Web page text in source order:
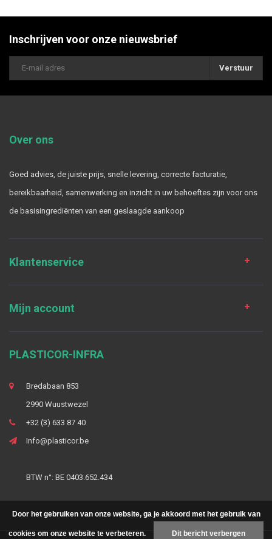
Inschrijven voor onze nieuwsbrief
Verstuur
Over ons
Goed advies, de juiste prijs, snelle levering, correcte facturatie,
bereikbaarheid, samenwerking en inzicht in uw behoeftes zijn voor ons
de basisingrediënten van een geslaagde aankoop
Klantenservice
Mijn account
PLASTICOR-INFRA
Bredabaan 853
2990 Wuustwezel
+32 (3) 633 87 40
Info@plasticor.be
BTW n°: BE 0403.652.434
Door het gebruiken van onze website, ga je akkoord met het gebruik van
cookies om onze website te verbeteren. Dit bericht verbergen